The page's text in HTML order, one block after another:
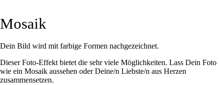
Mosaik
Dein Bild wird mit farbige Formen nachgezeichnet.
Dieser Foto-Effekt bietet die sehr viele Möglichkeiten. Lass Dein Foto
wie ein Mosaik aussehen oder Deine/n Liebste/n aus Herzen
zusammensetzen.